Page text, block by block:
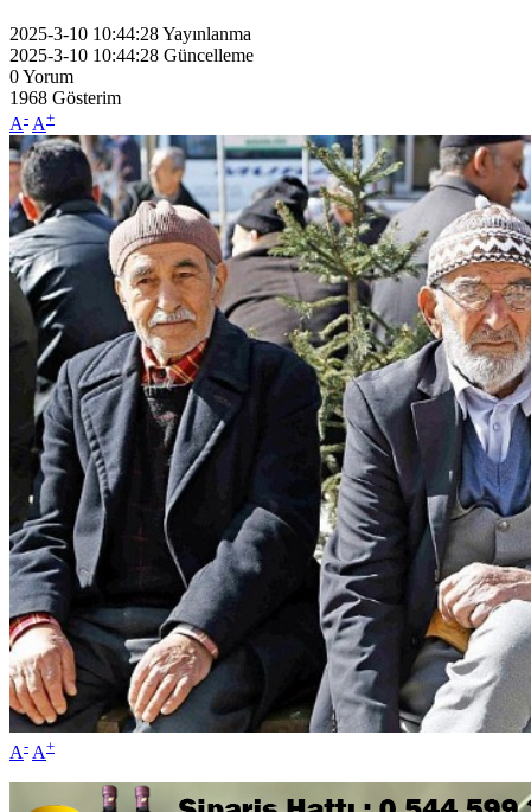
2025-3-10 10:44:28Yayınlanma
2025-3-10 10:44:28 Güncelleme
0Yorum
1968 Gösterim
A- A+
A- A+